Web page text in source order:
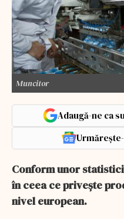
Muncitor
Adaugă-ne ca
Conform unor
în ceea ce privește
nivel european.